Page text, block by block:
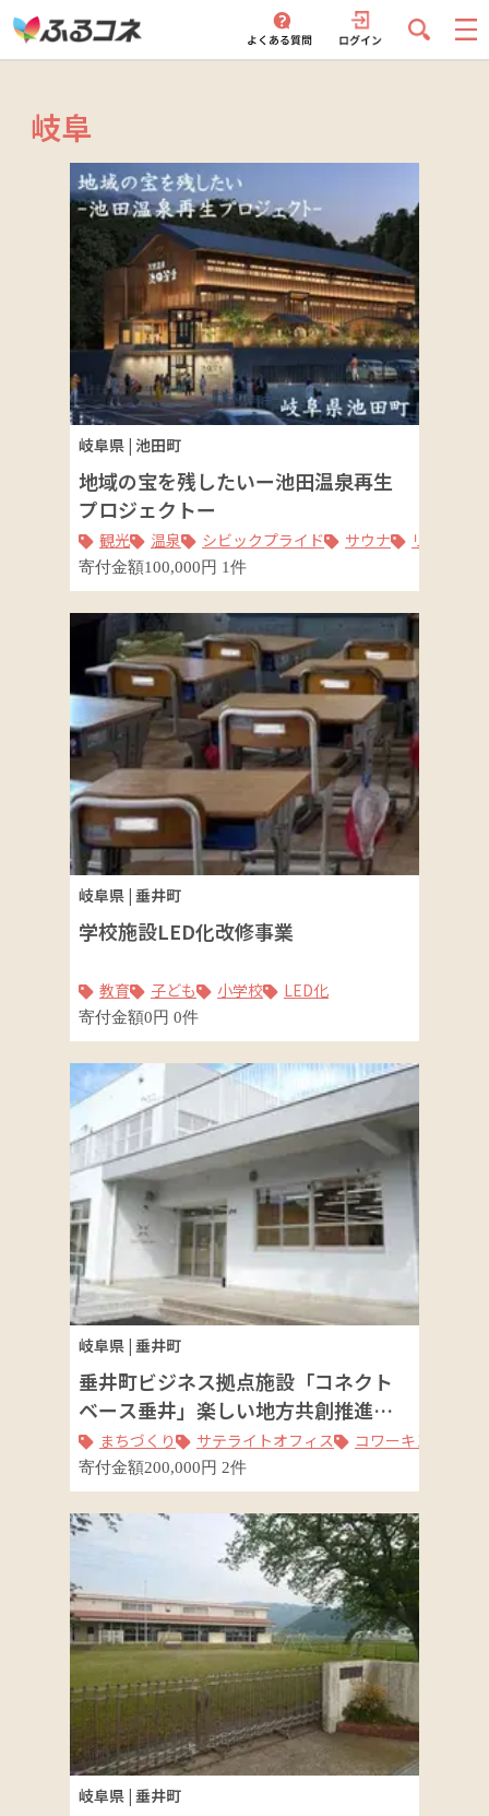
岐阜
岐阜県 | 池田町
地域の宝を残したいー池田温泉再生
プロジェクトー
観光 温泉 シビックプライド サウナ リニュー
寄付金額100,000円 1件
岐阜県 | 垂井町
学校施設LED化改修事業
教育 子ども 小学校 LED化
寄付金額0円 0件
岐阜県 | 垂井町
垂井町ビジネス拠点施設「コネクト
ベース垂井」楽しい地方共創推進事
業 まちづくり サテライトオフィス コワーキングスペ
寄付金額200,000円 2件
岐阜県 | 垂井町